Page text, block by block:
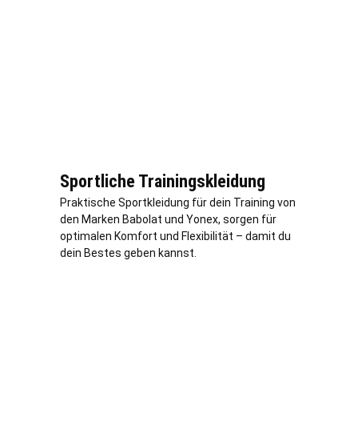
Sportliche Trainingskleidung
Praktische Sportkleidung für dein Training von
den Marken Babolat und Yonex, sorgen für
optimalen Komfort und Flexibilität – damit du
dein Bestes geben kannst.